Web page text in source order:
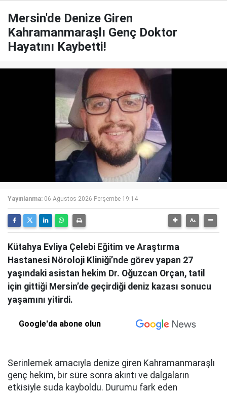
Mersin'de Denize Giren
Kahramanmaraşlı Genç Doktor
Hayatını Kaybetti!
Yayınlanma: 06 Ağustos 2026 Perşembe 19:14
Kütahya Evliya Çelebi Eğitim ve Araştırma
Hastanesi Nöroloji Kliniği’nde görev yapan 27
yaşındaki asistan hekim Dr. Oğuzcan Orçan, tatil
için gittiği Mersin’de geçirdiği deniz kazası sonucu
yaşamını yitirdi.
Google'da abone olun
Serinlemek amacıyla denize giren Kahramanmaraşlı
genç hekim, bir süre sonra akıntı ve dalgaların
etkisiyle suda kayboldu. Durumu fark eden